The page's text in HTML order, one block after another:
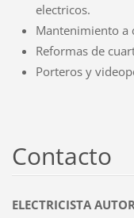
electricos.
Mantenimiento a
Reformas de
Porteros
Contacto
ELECTRICISTA